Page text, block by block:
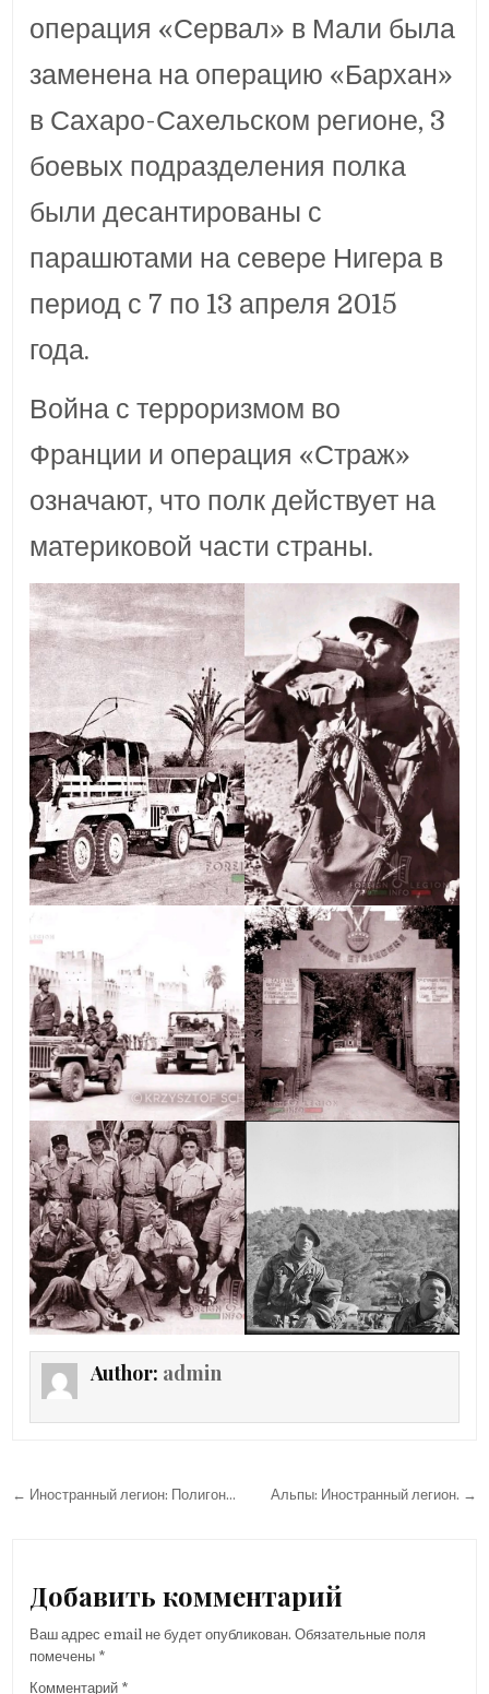
операция «Сервал» в Мали была
заменена на операцию «Бархан»
в Сахаро-Сахельском регионе, 3
боевых подразделения полка
были десантированы с
парашютами на севере Нигера в
период с 7 по 13 апреля 2015
года.
Война с терроризмом во
Франции и операция «Страж»
означают, что полк действует на
материковой части страны.
Author: admin
Навигация Альпы: Иностранный легион. →
← Иностранный легион: Полигон…
Добавить комментарий
Ваш адрес email не будет опубликован. Обязательные поля
помечены *
Комментарий *